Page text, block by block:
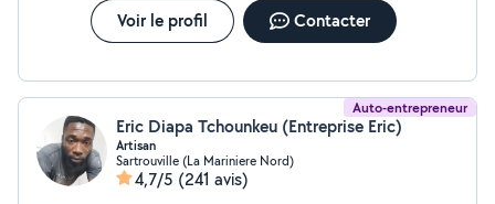
Voir le profil Contacter
Auto-entrepreneur
Eric Diapa Tchounkeu (Entreprise Eric)
Artisan
Sartrouville (La Mariniere Nord)
4,7/5 (241 avis)